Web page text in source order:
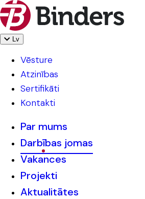
Lv
Vēsture
Atzinības
Sertifikāti
Kontakti
Par mums
Darbības jomas
Vakances
Projekti
Aktualitātes